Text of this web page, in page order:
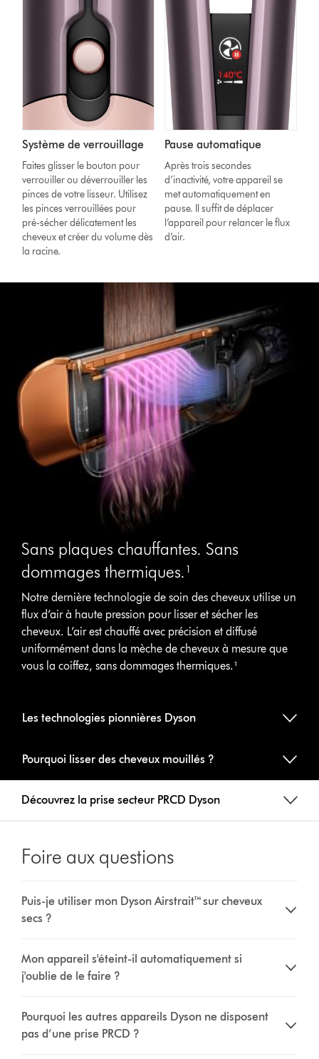
Système de verrouillage
Faites glisser le bouton pour
verrouiller ou déverrouiller les
pinces de votre lisseur. Utilisez
les pinces verrouillées pour
pré-sécher délicatement les
cheveux et créer du volume dès
la racine.
Pause automatique
Après trois secondes
d’inactivité, votre appareil se
met automatiquement en
pause. Il suffit de déplacer
l’appareil pour relancer le flux
d’air.
Sans plaques chauffantes. Sans
dommages thermiques.¹
Notre dernière technologie de soin des cheveux utilise un
flux d’air à haute pression pour lisser et sécher les
cheveux. L’air est chauffé avec précision et diffusé
uniformément dans la mèche de cheveux à mesure que
vous la coiffez, sans dommages thermiques.¹
Les technologies pionnières Dyson
Pourquoi lisser des cheveux mouillés ?
Découvrez la prise secteur PRCD Dyson
Foire aux questions
Puis-je utiliser mon Dyson Airstrait™ sur cheveux
secs ?
Mon appareil s'éteint-il automatiquement si
j'oublie de le faire ?
Pourquoi les autres appareils Dyson ne disposent
pas d’une prise PRCD ?